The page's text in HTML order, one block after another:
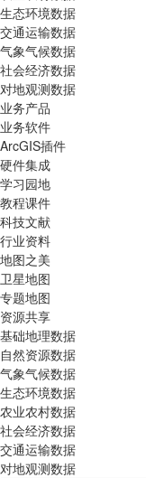
生态环境数据
交通运输数据
气象气候数据
社会经济数据
对地观测数据
业务产品
业务软件
ArcGIS插件
硬件集成
学习园地
教程课件
科技文献
行业资料
地图之美
卫星地图
专题地图
资源共享
基础地理数据
自然资源数据
气象气候数据
生态环境数据
农业农村数据
社会经济数据
交通运输数据
对地观测数据